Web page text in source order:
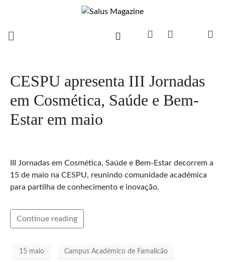
CESPU apresenta III Jornadas
em Cosmética, Saúde e Bem-
Estar em maio
III Jornadas em Cosmética, Saúde e Bem-Estar decorrem a
15 de maio na CESPU, reunindo comunidade académica
para partilha de conhecimento e inovação.
Continue reading
15 maio Campus Académico de Famalicão